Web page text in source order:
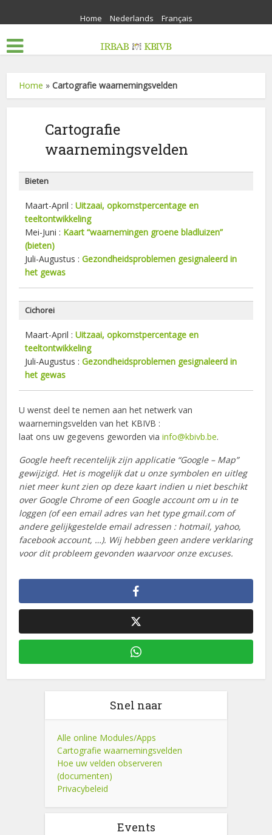
Home Nederlands Français
Home »Cartografie waarnemingsvelden
Cartografie
waarnemingsvelden
Bieten
Maart-April :Uitzaai, opkomstpercentage en
teeltontwikkeling
Mei-Juni : Kaart “waarnemingen groene bladluizen”
(bieten)
Juli-Augustus :Gezondheidsproblemen gesignaleerd in
het gewas
Cichorei
Maart-April :Uitzaai, opkomstpercentage en
teeltontwikkeling
Juli-Augustus :Gezondheidsproblemen gesignaleerd in
het gewas
U wenst deel te nemen aan het netwerk van
waarnemingsvelden van het KBIVB :
laat ons uw gegevens geworden viainfo@kbivb.be.
Google heeft recentelijk zijn applicatie “Google – Map”
gewijzigd. Het is mogelijk dat u onze symbolen en uitleg
niet meer kunt zien op deze kaart indien u niet beschikt
over Google Chrome of een Google account om u in te
loggen (of een email adres van het type gmail.com of
andere gelijkgestelde email adressen : hotmail, yahoo,
facebook account, …). Wij hebben geen andere verklaring
voor dit probleem gevonden waarvoor onze excuses.
Snel naar
Alle online Modules/Apps
Cartografie waarnemingsvelden
Hoe uw velden observeren
(documenten)
Privacybeleid
Events